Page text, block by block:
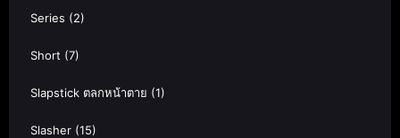
Series (2)
Short (7)
Slapstick ตลกหน้าตาย (1)
Slasher (15)